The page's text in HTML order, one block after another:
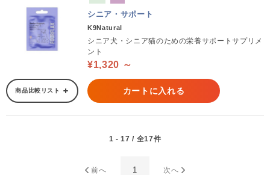
シニア・サポート
K9Natural
シニア犬・シニア猫のための栄養サポートサプリメ
ント
¥1,320 ～
商品比較リスト カートに入れる
1 - 17 / 全17件
前へ 1 次へ